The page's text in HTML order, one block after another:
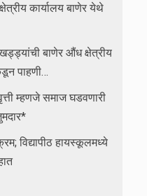
कार्यालय बाणेर येथे
बाणेर औंध क्षेत्रीय
पाहणी…
म्हणजे समाज घडवणारी
विद्यापीठ हायस्कूलमध्ये